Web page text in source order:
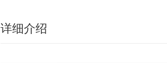
详细介绍